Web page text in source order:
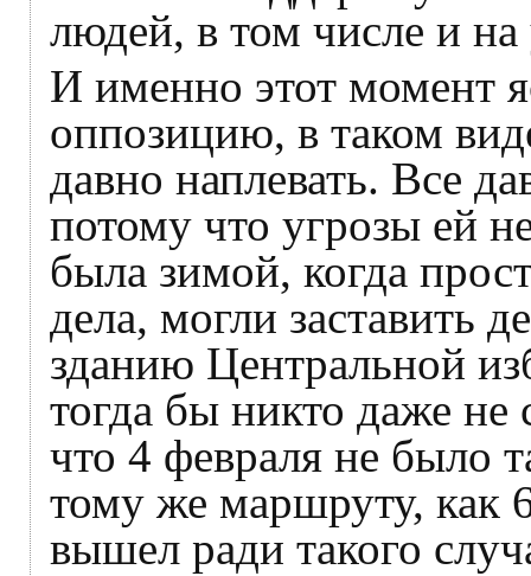
людей, в том числе и на
И именно этот момент
оппозицию, в таком
давно наплевать. Все
потому что угрозы ей
была зимой, когда
дела, могли заставить
зданию Центральной
тогда бы никто даже не
что 4 февраля не было
тому же маршруту, как
вышел ради такого